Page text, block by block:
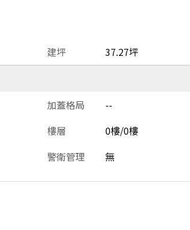
建坪 37.27坪
加蓋格局 --
樓層 0樓/0樓
警衛管理 無